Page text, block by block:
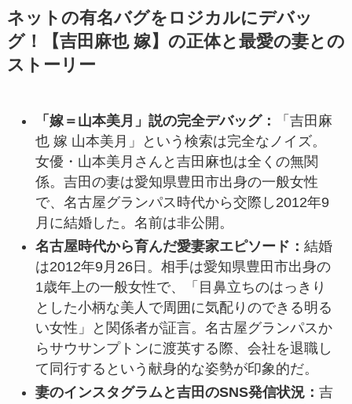
ネットの有名バグをロジカルにデバッ
グ！【吉田麻也 嫁】の正体と最愛の妻との
ストーリー
「嫁＝山本美月」説の完全デバッグ：
「吉田麻
也 嫁 山本美月」という検索は完全なノイズ。
女優・山本美月さんと吉田麻也は全くの無関
係。吉田の妻は愛知県豊田市出身の一般女性
で、名古屋グランパス時代から交際し2012年9
月に結婚した。名前は非公開。
名古屋時代から育んだ愛妻家エピソード： 結婚
は2012年9月26日。相手は愛知県豊田市出身の
1歳年上の一般女性で、「目鼻立ちのはっきり
とした小柄な美人で周囲に気配りのできる明る
い女性」と関係者が証言。名古屋グランパスか
らサウサンプトンに渡英する際、会社を退職し
て同行するという献身的な姿勢が印象的だ。
妻のインスタグラムと吉田のSNS発信状況： 吉